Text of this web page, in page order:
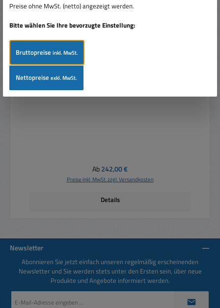
DC USV 12V NT 230V auf 12V DC 6A 12A mit
Regulärer Preis:
Ab242,00 €
Preise inkl. MwSt. zzgl. Versandkosten
Details
Newsletter
Abonnieren Sie jetzt einfach unseren regelmäßig erscheinenden
Newsletter und Sie werden stets unter den Ersten sein, über neue
Produkte und Angebote informiert werden.
Mail-
Preise ohne MwSt. (netto) angezeigt werden.
Bitte wählen Sie Ihre bevorzugte Einstellung:
Bruttopreiseinkl. MwSt.
Nettopreiseexkl. MwSt.